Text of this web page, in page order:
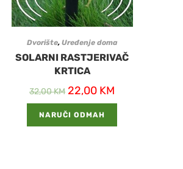
Dvorište, Uređenje doma
SOLARNI RASTJERIVAČ
KRTICA
32,00KM 22,00 KM
NARUČI ODMAH